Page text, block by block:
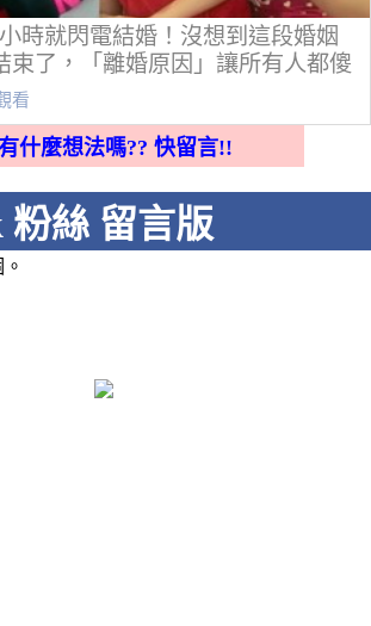
時就閃電結婚！沒想到這段婚姻
束了，「離婚原因」讓所有人都傻
看
什麼想法嗎?? 快留言!!
粉絲 留言版